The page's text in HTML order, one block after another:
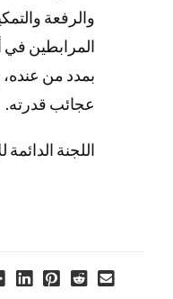
والرفعة
المرابطين
بمدد من عنده،
عجائب قدرته.
اللجنة الدائمة